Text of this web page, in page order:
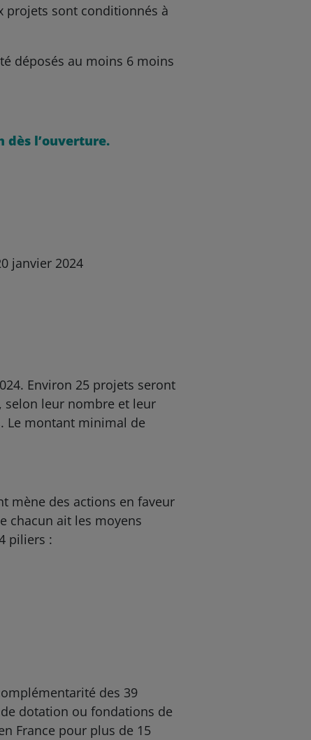
projets sont conditionnés à
déposés au moins 6 moins
dès l’ouverture.
janvier 2024
Environ 25 projets seront
selon leur nombre et leur
Le montant minimal de
mène des actions en faveur
chacun ait les moyens
piliers :
des 39
dotation ou fondations de
France pour plus de 15